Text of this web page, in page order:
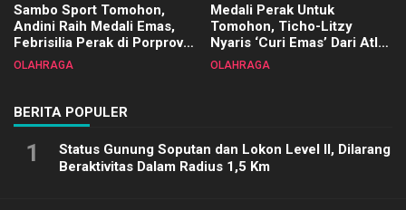
Sambo Sport Tomohon,
Andini Raih Medali Emas,
Febrisilia Perak di Porprov
Sulut 2025
OLAHRAGA
Medali Perak Untuk
Tomohon, Ticho-Litzy
Nyaris ‘Curi Emas’ Dari Atlet
Biliar PON di Porprov Sulut
OLAHRAGA
BERITA POPULER
1
Status Gunung Soputan dan Lokon Level II, Dilarang
Beraktivitas Dalam Radius 1,5 Km